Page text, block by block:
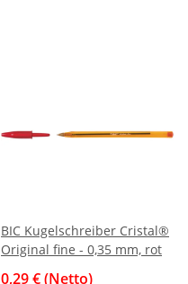
BIC Kugelschreiber Cristal®
Original fine - 0,35 mm, rot
0,29 € (Netto)